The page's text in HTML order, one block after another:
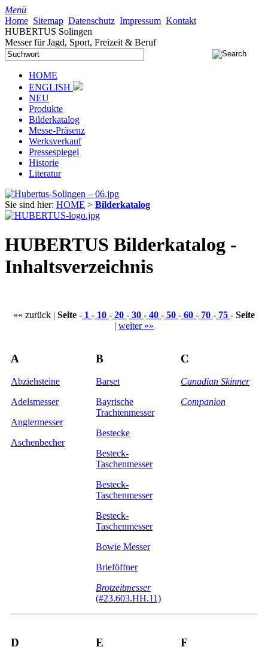
Menü
Home Sitemap Datenschutz Impressum Kontakt
HUBERTUS Solingen
Messer für Jagd, Sport, Freizeit & Beruf
HOME
ENGLISH
NEU
Produkte
Bilderkatalog
Messe-Präsenz
Werksverkauf
Pressespiegel
Historie
Literatur
Sie sind hier: HOME > Bilderkatalog
HUBERTUS Bilderkatalog -
Inhaltsverzeichnis
«« zurück | Seite - 1 - 10 - 20 - 30 - 40 - 50 - 60 - 70 - 75 - Seite
| weiter »»
A
Abziehsteine
Adelsmesser
Anglermesser
Aschenbecher
B
Barset
Bayrische
Trachtenmesser
Bestecke
Besteck-
Taschenmesser
Besteck-
Taschenmesser
Besteck-
Taschenmesser
Bowie Messer
Brieföffner
Brotzeitmesser
(#23.603.HH.11)
C
Canadian Skinner
Companion
D E F